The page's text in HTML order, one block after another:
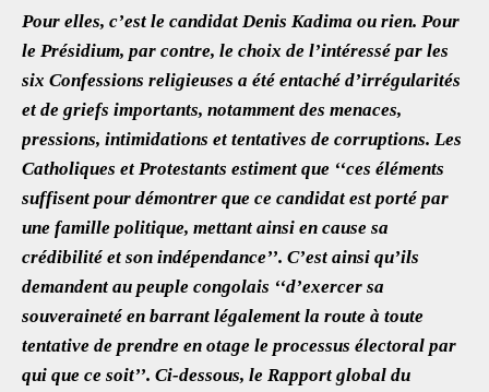
Pour elles, c’est le candidat Denis Kadima ou rien. Pour
le Présidium, par contre, le choix de l’intéressé par les
six Confessions religieuses a été entaché d’irrégularités
et de griefs importants, notamment des menaces,
pressions, intimidations et tentatives de corruptions. Les
Catholiques et Protestants estiment que ‘‘ces éléments
suffisent pour démontrer que ce candidat est porté par
une famille politique, mettant ainsi en cause sa
crédibilité et son indépendance’’. C’est ainsi qu’ils
demandent au peuple congolais ‘‘d’exercer sa
souveraineté en barrant légalement la route à toute
tentative de prendre en otage le processus électoral par
qui que ce soit’’. Ci-dessous, le Rapport global du